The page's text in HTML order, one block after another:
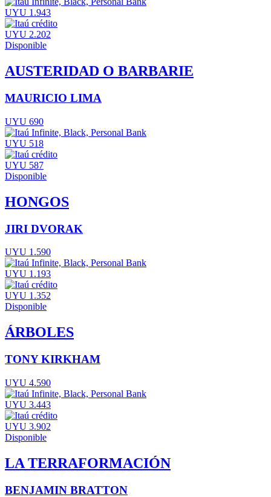
UYU 1.943
UYU 2.202
Disponible
AUSTERIDAD O BARBARIE
MAURICIO LIMA
UYU 690
UYU 518
UYU 587
Disponible
HONGOS
JIRI DVORAK
UYU 1.590
UYU 1.193
UYU 1.352
Disponible
ÁRBOLES
TONY KIRKHAM
UYU 4.590
UYU 3.443
UYU 3.902
Disponible
LA TERRAFORMACIÓN
BENJAMIN BRATTON